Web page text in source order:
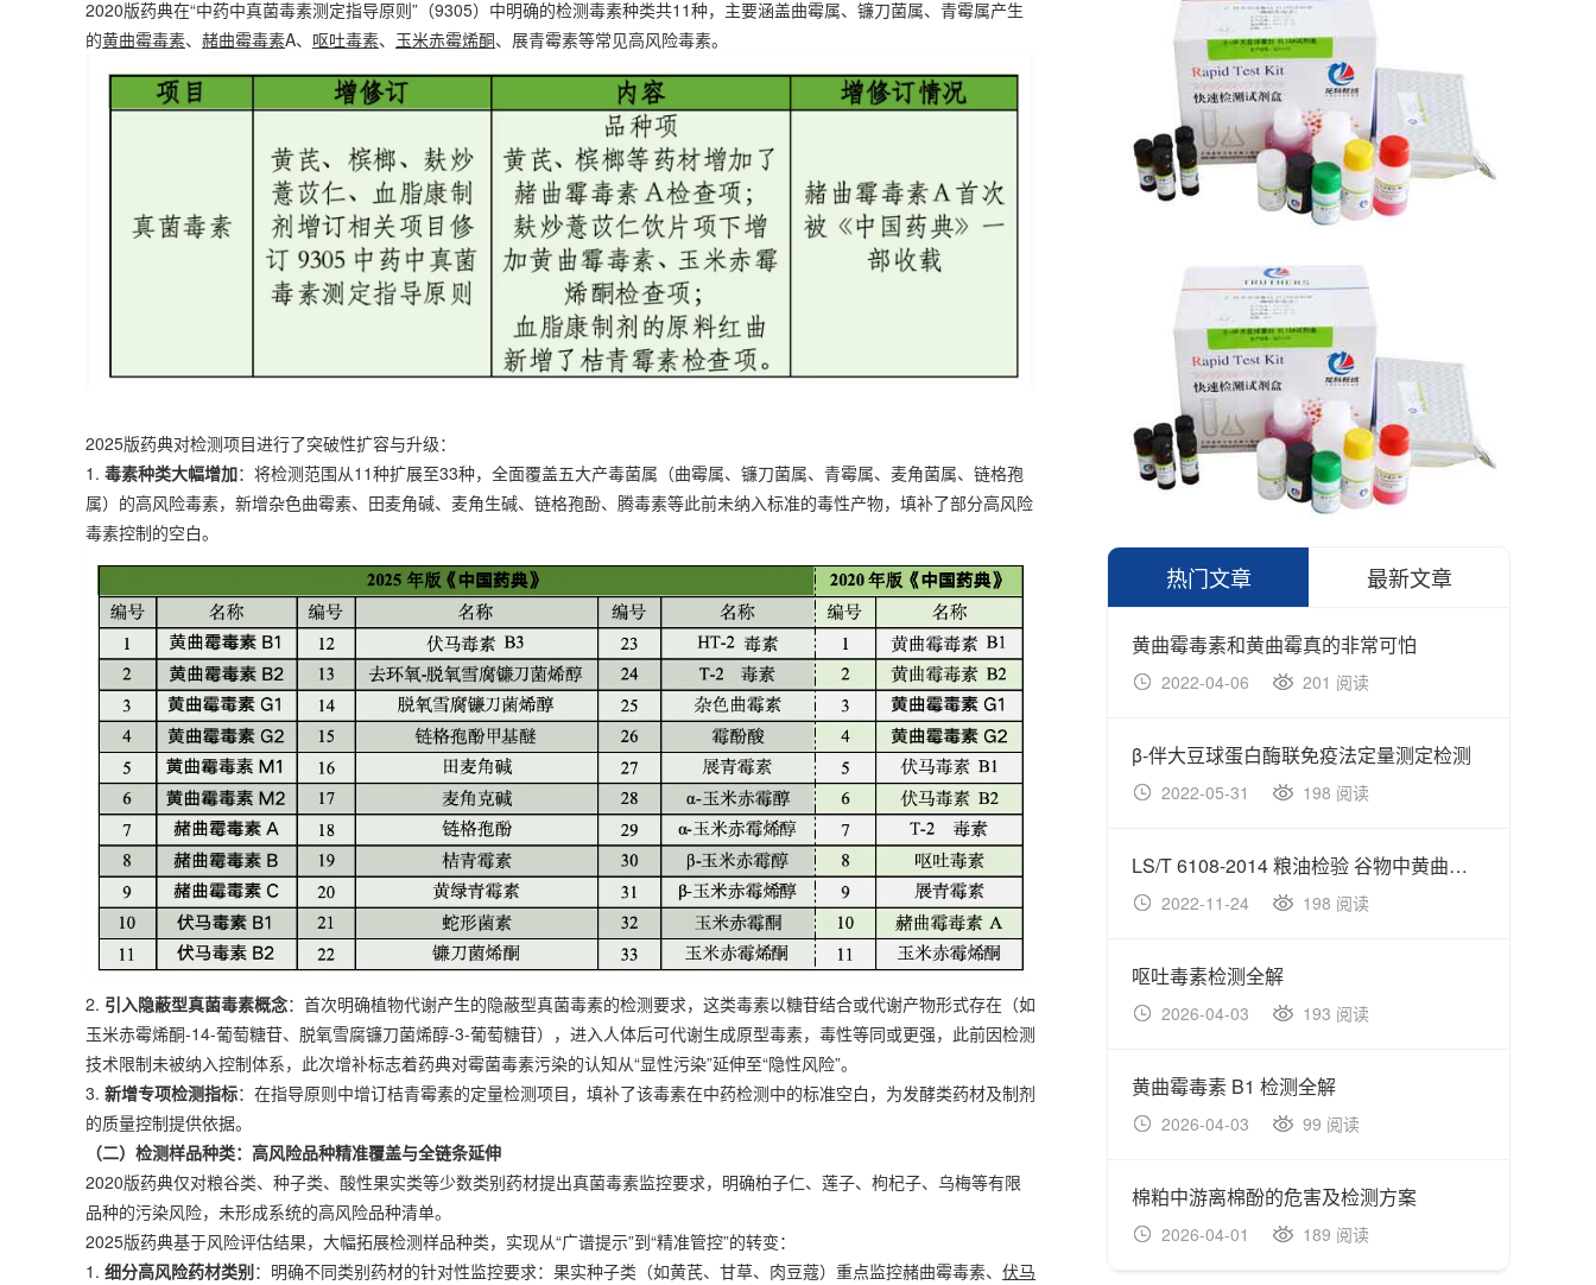
2020版药典在“中药中真菌毒素测定指导原则”（9305）中明确的检测毒素种类共11种，主要涵盖曲霉属、镰刀菌属、青霉属产生
的黄曲霉毒素、 赭曲霉毒素A、 呕吐毒素、 玉米赤霉烯酮、展青霉素等常见高风险毒素。
2025版药典对检测项目进行了突破性扩容与升级：
1. 毒素种类大幅增加：将检测范围从11种扩展至33种，全面覆盖五大产毒菌属（曲霉属、镰刀菌属、青霉属、麦角菌属、链格孢
属）的高风险毒素，新增杂色曲霉素、田麦角碱、麦角生碱、链格孢酚、腾毒素等此前未纳入标准的毒性产物，填补了部分高风险
毒素控制的空白。
2. 引入隐蔽型真菌毒素概念：首次明确植物代谢产生的隐蔽型真菌毒素的检测要求，这类毒素以糖苷结合或代谢产物形式存在（如
玉米赤霉烯酮-14-葡萄糖苷、脱氧雪腐镰刀菌烯醇-3-葡萄糖苷），进入人体后可代谢生成原型毒素，毒性等同或更强，此前因检测
技术限制未被纳入控制体系，此次增补标志着药典对霉菌毒素污染的认知从“显性污染”延伸至“隐性风险”。
3. 新增专项检测指标：在指导原则中增订桔青霉素的定量检测项目，填补了该毒素在中药检测中的标准空白，为发酵类药材及制剂
的质量控制提供依据。
（二）检测样品种类：高风险品种精准覆盖与全链条延伸
2020版药典仅对粮谷类、种子类、酸性果实类等少数类别药材提出真菌毒素监控要求，明确柏子仁、莲子、枸杞子、乌梅等有限
品种的污染风险，未形成系统的高风险品种清单。
2025版药典基于风险评估结果，大幅拓展检测样品种类，实现从“广谱提示”到“精准管控”的转变：
1. 细分高风险药材类别：明确不同类别药材的针对性监控要求：果实种子类（如黄芪、甘草、肉豆蔻）重点监控赭曲霉毒素、 伏马
热门文章 最新文章
黄曲霉毒素和黄曲霉真的非常可怕
2022-04-06 201 阅读
β-伴大豆球蛋白酶联免疫法定量测定检测
2022-05-31 198 阅读
LS/T 6108-2014 粮油检验 谷物中黄曲霉毒素B1的快速
2022-11-24 198 阅读
呕吐毒素检测全解
2026-04-03 193 阅读
黄曲霉毒素 B1 检测全解
2026-04-03 99 阅读
棉粕中游离棉酚的危害及检测方案
2026-04-01 189 阅读